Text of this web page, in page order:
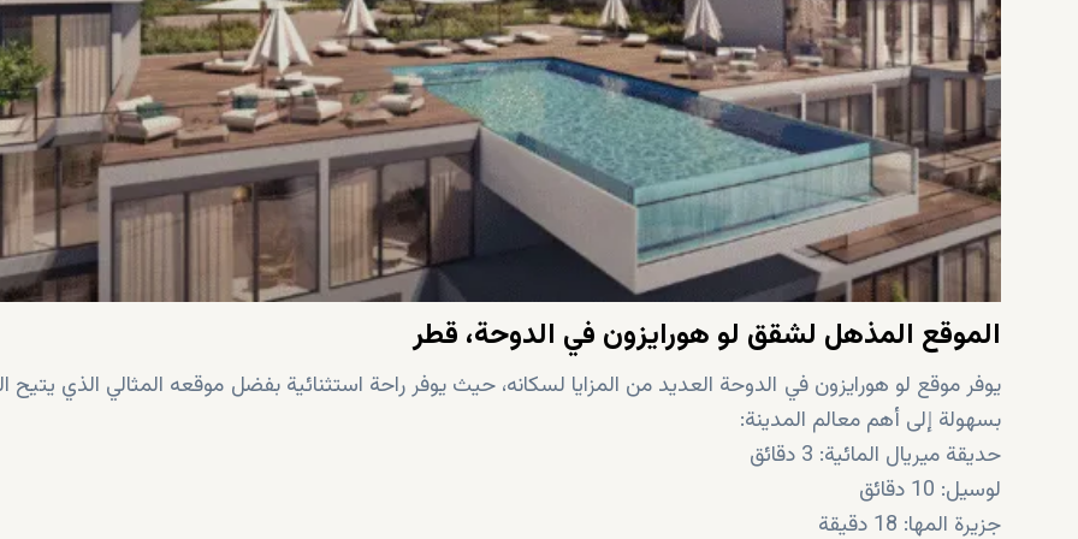
الموقع المذهل لشقق لو هورايزون في الدوحة، قطر
يوفر موقع لو هورايزون في الدوحة العديد من المزايا لسكانه، حيث يوفر راحة استثنائية بفضل موقعه المثالي الذي يتيح
بسهولة إلى أهم معالم المدينة:
حديقة ميريال المائية: 3 دقائق
لوسيل: 10 دقائق
جزيرة المها: 18 دقيقة